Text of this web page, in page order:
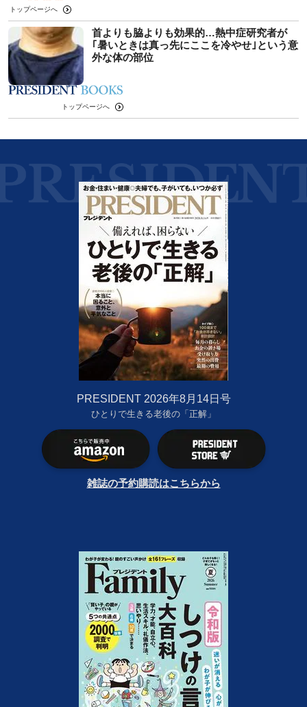
トップページへ
首よりも脇よりも効果的…熱中症研究者が
｢暑いときは真っ先にここを冷やせ｣という意
外な体の部位
トップページへ
PRESIDENT 2026年8月14日号
ひとりで生きる老後の「正解」
雑誌の予約購読はこちらから